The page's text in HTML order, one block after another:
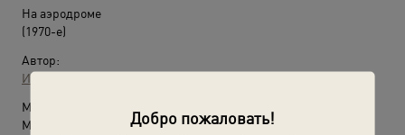
Добро пожаловать!
На аэродроме
(1970-е)
Автор:
Иван Шагин
Место съемки:
Московская обл.